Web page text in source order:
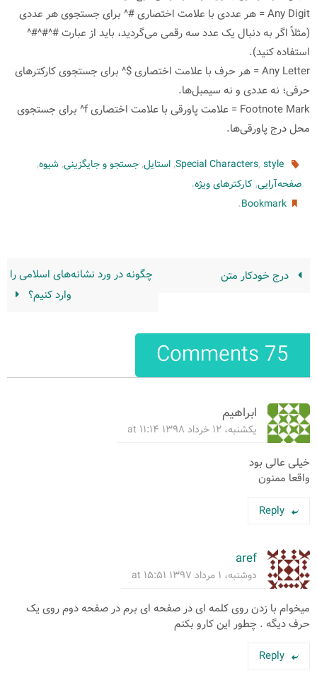
Any Digit = هر عددی با علامت اختصاری #^ برای جستجوی هر عددی
(مثلاً اگر به دنبال یک عدد سه رقمی می‌گردید، باید از عبارت #^#^#^
استفاده کنید).
Any Letter = هر حرف با علامت اختصاری $^ برای جستجوی کارکترهای
حرفی؛ نه عددی و نه سیمبل‌ها.
Footnote Mark = علامت پاورقی با علامت اختصاری f^ برای جستجوی
محل درج پاورقی‌ها.
Special Characters,style
,استایل,جستجو و جایگزینی,شیوه,
صفحه‌آرایی, کارکترهای ویژه.
Bookmark
.
درج خودكار متن
چگونه در ورد نشانه‌های اسلامی را
وارد کنیم؟
75 Comments
ابراهیم
یکشنبه، ۱۲ خرداد ۱۳۹۸ at ۱۱:۱۴
خیلی عالی بود
واقعا ممنون
Reply
aref
دوشنبه، ۱ مرداد ۱۳۹۷ at ۱۵:۵۱
میخوام با زدن روی کلمه ای در صفحه ای برم در صفحه دوم روی یک
حرف دیگه . چطور این کارو بکنم
Reply